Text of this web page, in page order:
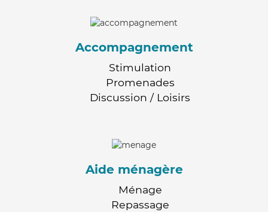
Accompagnement
Stimulation
Promenades
Discussion / Loisirs
Aide ménagère
Ménage
Repassage